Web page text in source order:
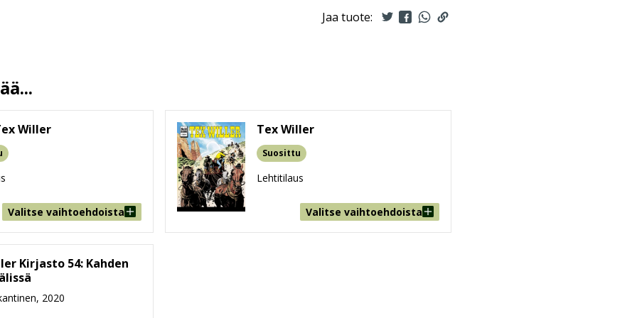
298
170 mm * 240 mm * 15 mm
Jaa tuote:
Willer
Valitse vaihtoehdoista
Tex Willer
Suosittu
Lehtitilaus
Valitse vaihtoehdoista
Kirjasto 54: Kahden
2020